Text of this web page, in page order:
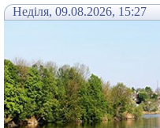
Неділя, 09.08.2026, 15:27